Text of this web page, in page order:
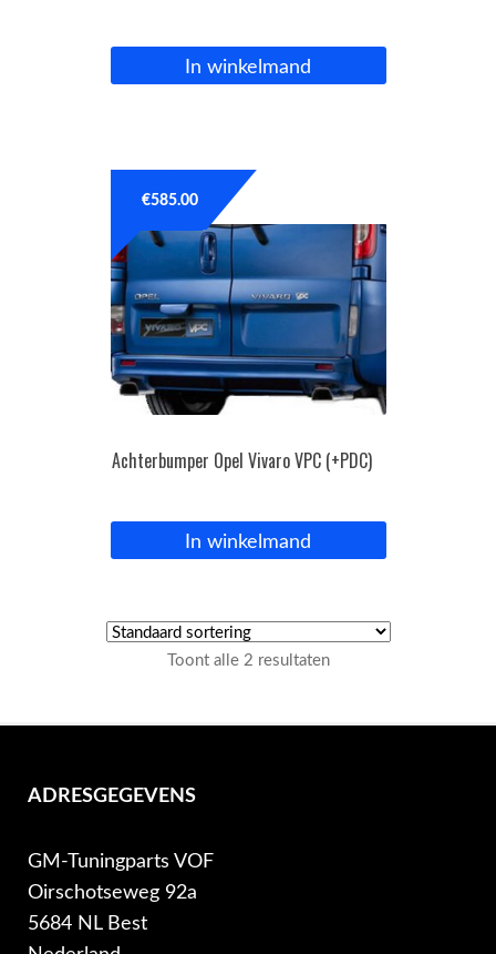
In winkelmand
Achterbumper Opel Vivaro VPC (+PDC)
€585.00
In winkelmand
Toont alle 2 resultaten
ADRESGEGEVENS
GM-Tuningparts VOF
Oirschotseweg 92a
5684 NL Best